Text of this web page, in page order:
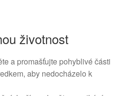
životnost
a promašťujte pohyblivé části
aby nedocházelo k